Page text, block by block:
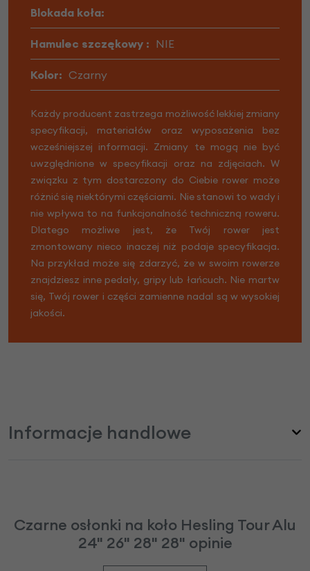
Blokada koła:
Hamulec szczękowy : NIE
Kolor: Czarny
Każdy producent zastrzega możliwość lekkiej zmiany
specyfikacji, materiałów oraz wyposażenia bez
wcześniejszej informacji. Zmiany te mogą nie być
uwzględnione w specyfikacji oraz na zdjęciach. W
związku z tym dostarczony do Ciebie rower może
różnić się niektórymi częściami. Nie stanowi to wady i
nie wpływa to na funkcjonalność techniczną roweru.
Dlatego możliwe jest, że Twój rower jest
zmontowany nieco inaczej niż podaje specyfikacja.
Na przykład może się zdarzyć, że w swoim rowerze
znajdziesz inne pedały, gripy lub łańcuch. Nie martw
się, Twój rower i części zamienne nadal są w wysokiej
jakości.
Informacje handlowe
Czarne osłonki na koło Hesling Tour Alu
24" 26" 28" 28" opinie